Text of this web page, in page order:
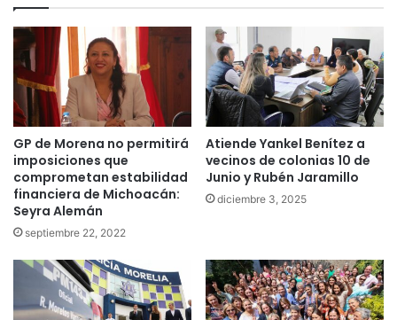
GP de Morena no permitirá
imposiciones que
comprometan estabilidad
financiera de Michoacán:
Seyra Alemán
septiembre 22, 2022
Atiende Yankel Benítez a
vecinos de colonias 10 de
Junio y Rubén Jaramillo
diciembre 3, 2025